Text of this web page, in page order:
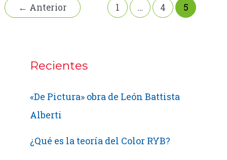
la
CrossMedia
← Anterior 1 … 4 5
Recientes
«De Pictura» obra de León Battista
Alberti
¿Qué es la teoría del Color RYB?